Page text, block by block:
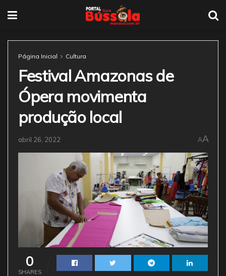
Página Inicial Cultura
Festival Amazonas de
Ópera movimenta
produção local
abril 26, 2022 AA
0
SHARES